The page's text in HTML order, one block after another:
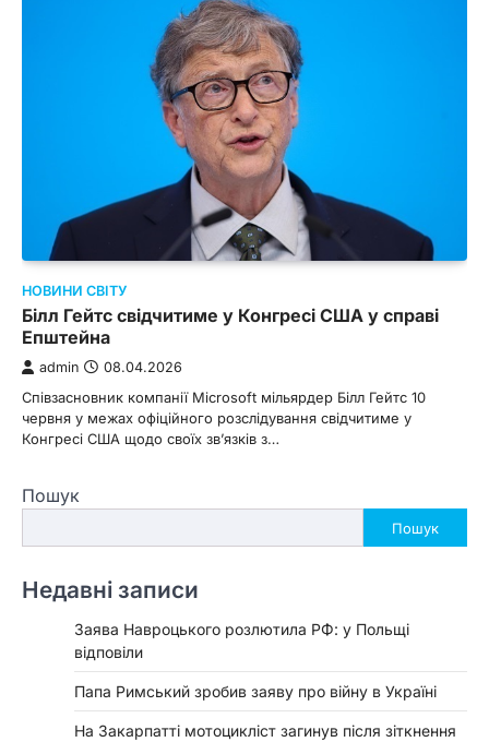
НОВИНИ СВІТУ
Білл Гейтс свідчитиме у Конгресі США у справі
Епштейна
admin 08.04.2026
Співзасновник компанії Microsoft мільярдер Білл Гейтс 10
червня у межах офіційного розслідування свідчитиме у
Конгресі США щодо своїх зв’язків з…
Пошук
Пошук
Недавні записи
Заява Навроцького розлютила РФ: у Польщі
відповіли
Папа Римський зробив заяву про війну в Україні
На Закарпатті мотоцикліст загинув після зіткнення